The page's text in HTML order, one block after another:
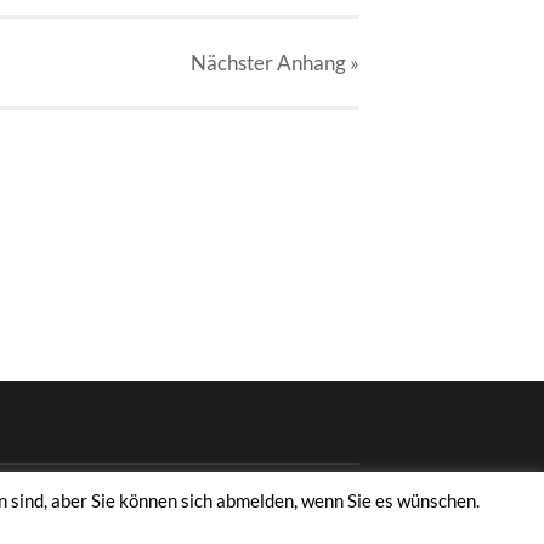
NächsterAnhang»
HOCH ↑
aber Sie können sich abmelden, wenn Sie es wünschen.